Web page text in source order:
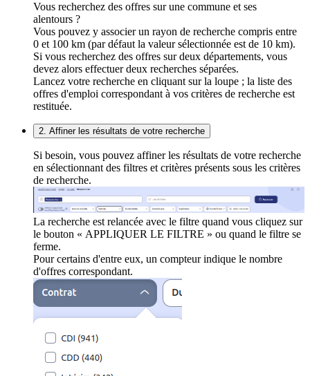
Vous recherchez des offres sur une commune et ses
alentours ?
Vous pouvez y associer un rayon de recherche compris entre
0 et 100 km (par défaut la valeur sélectionnée est de 10 km).
Si vous recherchez des offres sur deux départements, vous
devez alors effectuer deux recherches séparées.
Lancez votre recherche en cliquant sur la loupe ; la liste des
offres d'emploi correspondant à vos critères de recherche est
restituée.
2. Affiner les résultats de votre recherche
Si besoin, vous pouvez affiner les résultats de votre recherche
en sélectionnant des filtres et critères présents sous les critères
de recherche.
La recherche est relancée avec le filtre quand vous cliquez sur
le bouton « APPLIQUER LE FILTRE » ou quand le filtre se
ferme.
Pour certains d'entre eux, un compteur indique le nombre
d'offres correspondant.